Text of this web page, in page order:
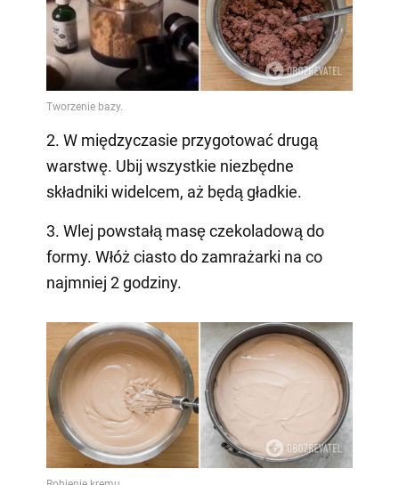
2. W międzyczasie przygotować drugą
warstwę. Ubij wszystkie niezbędne
składniki widelcem, aż będą gładkie.
3. Wlej powstałą masę czekoladową do
formy. Włóż ciasto do zamrażarki na co
najmniej 2 godziny.